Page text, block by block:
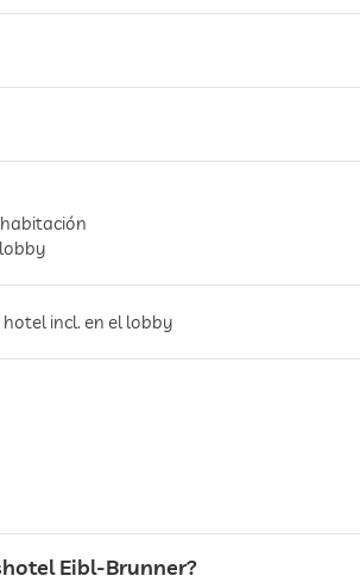
incl. en el lobby
Eibl-Brunner?